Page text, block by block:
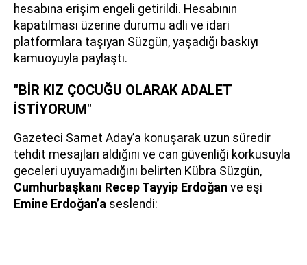
hesabına erişim engeli getirildi. Hesabının
kapatılması üzerine durumu adli ve idari
platformlara taşıyan Süzgün, yaşadığı baskıyı
kamuoyuyla paylaştı.
"BİR KIZ ÇOCUĞU OLARAK ADALET
İSTİYORUM"
Gazeteci Samet Aday’a konuşarak uzun süredir
tehdit mesajları aldığını ve can güvenliği korkusuyla
geceleri uyuyamadığını belirten Kübra Süzgün,
Cumhurbaşkanı Recep Tayyip Erdoğan ve eşi
Emine Erdoğan’a seslendi: